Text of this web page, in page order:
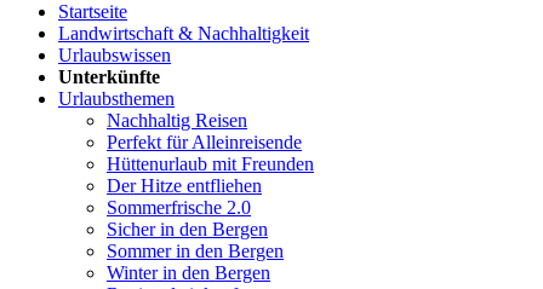
Startseite
Landwirtschaft & Nachhaltigkeit
Urlaubswissen
Unterkünfte
Urlaubsthemen
Nachhaltig Reisen
Perfekt für Alleinreisende
Hüttenurlaub mit Freunden
Der Hitze entfliehen
Sommerfrische 2.0
Sicher in den Bergen
Sommer in den Bergen
Winter in den Bergen